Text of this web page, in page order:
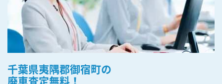
千葉県夷隅郡御宿町の
廃車査定無料！